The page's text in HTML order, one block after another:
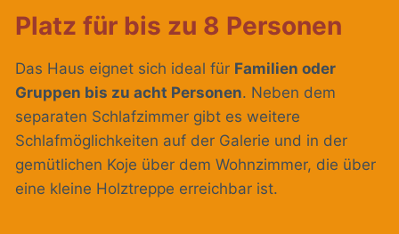
Platz für bis zu 8 Personen
Das Haus eignet sich ideal für Familien oder
Gruppen bis zu acht Personen. Neben dem
separaten Schlafzimmer gibt es weitere
Schlafmöglichkeiten auf der Galerie und in der
gemütlichen Koje über dem Wohnzimmer, die über
eine kleine Holztreppe erreichbar ist.